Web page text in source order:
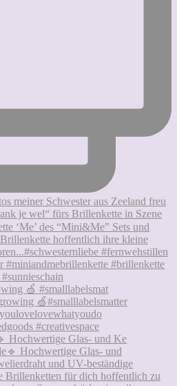
🍏 #smalllabelsmat
Hochwertige Glas- und Ke